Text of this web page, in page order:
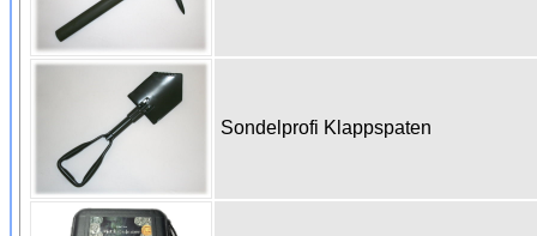
Sondelprofi Klappspaten